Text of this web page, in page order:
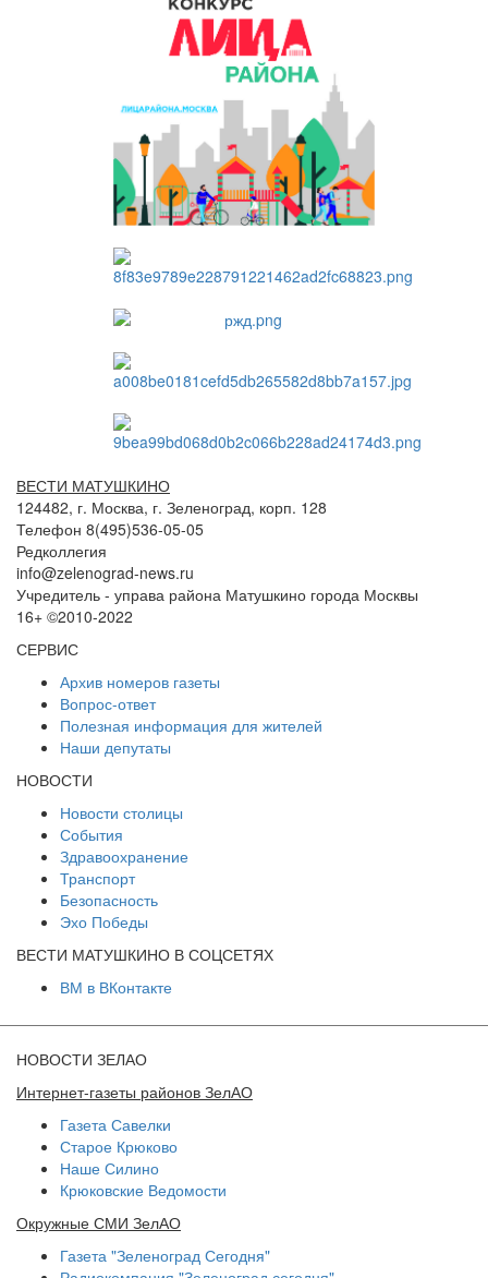
ВЕСТИ МАТУШКИНО
124482, г. Москва, г. Зеленоград, корп. 128
Телефон 8(495)536-05-05
Редколлегия
info@zelenograd-news.ru
Учредитель - управа района Матушкино города Москвы
16+ ©2010-2022
СЕРВИС
Архив номеров газеты
Вопрос-ответ
Полезная информация для жителей
Наши депутаты
НОВОСТИ
Новости столицы
События
Здравоохранение
Транспорт
Безопасность
Эхо Победы
ВЕСТИ МАТУШКИНО В СОЦСЕТЯХ
ВМ в ВКонтакте
НОВОСТИ ЗЕЛАО
Интернет-газеты районов ЗелАО
Газета Савелки
Старое Крюково
Наше Силино
Крюковские Ведомости
Окружные СМИ ЗелАО
Газета "Зеленоград Сегодня"